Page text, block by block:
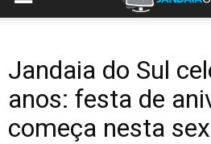
Jandaia do Sul
anos: festa de
começa nesta